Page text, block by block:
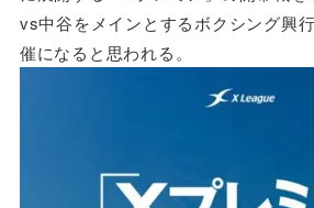
vs中谷をメインとするボクシング興
催になると思われる。